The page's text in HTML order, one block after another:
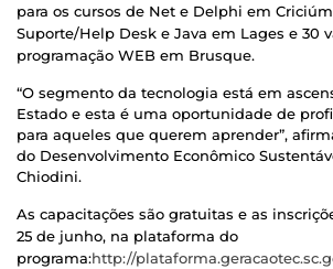
para os cursos de Net e Delphi em
Suporte/Help Desk e Java em Lages e 30
programação WEB em Brusque.
“O segmento da tecnologia está em
Estado e esta é uma oportunidade de
para aqueles que querem aprender”,
do Desenvolvimento Econômico
Chiodini.
As capacitações são gratuitas e as
25 de junho, na plataforma do
programa:http://